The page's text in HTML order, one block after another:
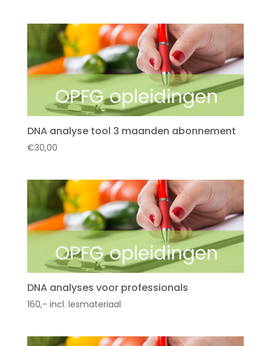
DNA analyse tool 3 maanden abonnement
€30,00
DNA analyses voor professionals
160,- incl. lesmateriaal